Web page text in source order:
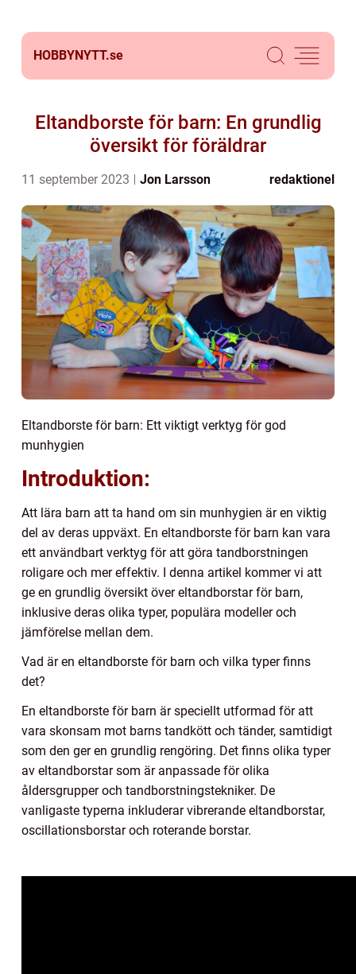
HOBBYNYTT.se
Eltandborste för barn: En grundlig
översikt för föräldrar
11 september 2023 Jon Larsson redaktionel
Eltandborste för barn: Ett viktigt verktyg för god
munhygien
Introduktion:
Att lära barn att ta hand om sin munhygien är en viktig
del av deras uppväxt. En eltandborste för barn kan vara
ett användbart verktyg för att göra tandborstningen
roligare och mer effektiv. I denna artikel kommer vi att
ge en grundlig översikt över eltandborstar för barn,
inklusive deras olika typer, populära modeller och
jämförelse mellan dem.
Vad är en eltandborste för barn och vilka typer finns
det?
En eltandborste för barn är speciellt utformad för att
vara skonsam mot barns tandkött och tänder, samtidigt
som den ger en grundlig rengöring. Det finns olika typer
av eltandborstar som är anpassade för olika
åldersgrupper och tandborstningstekniker. De
vanligaste typerna inkluderar vibrerande eltandborstar,
oscillationsborstar och roterande borstar.